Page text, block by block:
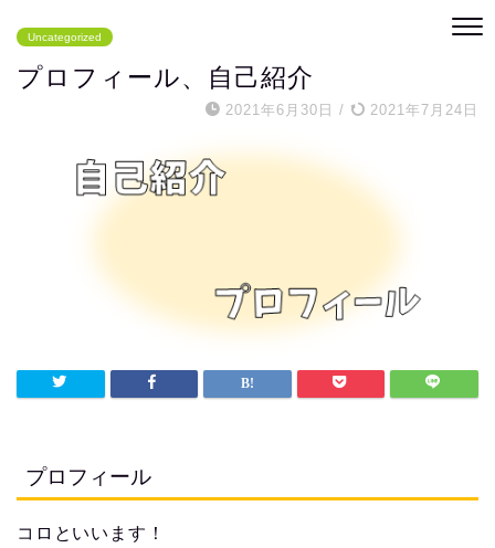
Uncategorized
プロフィール、自己紹介
2021年6月30日 / 2021年7月24日
プロフィール
コロといいます！